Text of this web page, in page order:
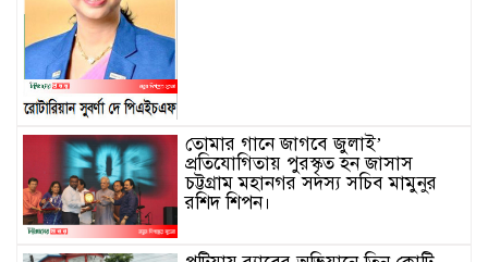
তোমার গানে জাগবে জুলাই’
প্রতিযোগিতায় পুরস্কৃত হন জাসাস
চট্টগ্রাম মহানগর সদস‌্য স‌চিব মামুনুর
রশিদ শিপন।